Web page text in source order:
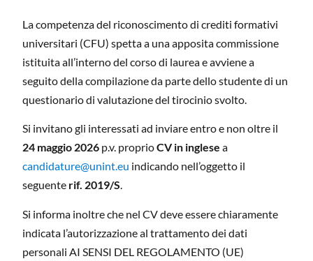
La competenza del riconoscimento di crediti formativi
universitari (CFU) spetta a una apposita commissione
istituita all’interno del corso di laurea e avviene a
seguito della compilazione da parte dello studente di un
questionario di valutazione del tirocinio svolto.
Si invitano gli interessati ad inviare entro e non oltre il
24 maggio 2026 p.v. proprioCV in inglese a
candidature@unint.eu indicando nell’oggetto il
seguente rif. 2019/S.
Si informa inoltre che nel CV deve essere chiaramente
indicata l’autorizzazione al trattamento dei dati
personali AI SENSI DEL REGOLAMENTO (UE)